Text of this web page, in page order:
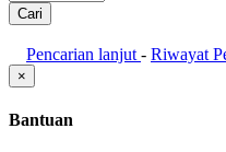
Pencarian lanjut - Riwayat
×
Bantuan